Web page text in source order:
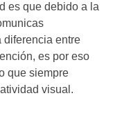
es que debido a la
diferencia entre
es por eso
que siempre
visual.